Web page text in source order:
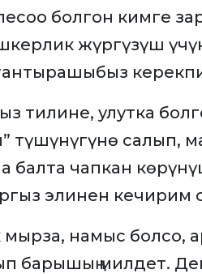
болгон кимге
жүргүзүш
тилине, улутка
түшүнүгүнө салып,
балта чапкан
элинен кечирим
намыс болсо, ар
барышың милдет.